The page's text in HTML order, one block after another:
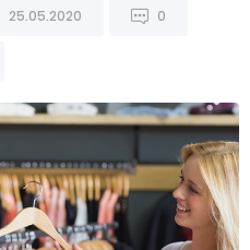
25.05.2020 0